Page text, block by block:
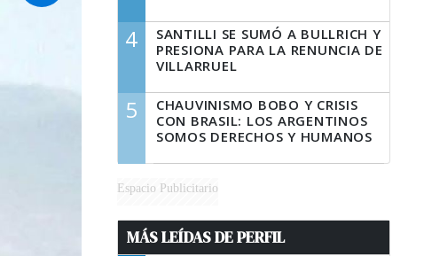
4
SANTILLI SE SUMÓ A BULLRICH Y
PRESIONA PARA LA RENUNCIA DE
VILLARRUEL
5
CHAUVINISMO BOBO Y CRISIS
CON BRASIL: LOS ARGENTINOS
SOMOS DERECHOS Y HUMANOS
Espacio Publicitario
MÁS LEÍDAS DE PERFIL